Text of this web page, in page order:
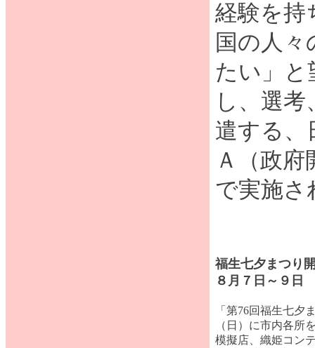
経験を持
国の人
たい」と
し、選
遣する、
Ａ（政府
で実施さ
福生七夕まつり
８月７日～９日
「第76回福生七夕
（日）に市内各所
模擬店、織姫コン